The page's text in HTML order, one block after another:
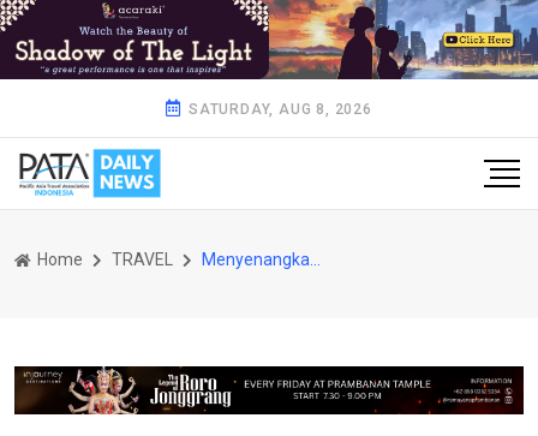
SATURDAY, AUG 8, 2026
Home TRAVEL Menyenangkan Naik Damri Traveling ke Tanjung Lesung